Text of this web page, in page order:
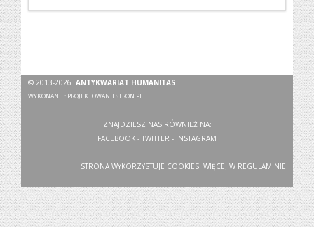
© 2013-2026ANTYKWARIAT HUMANITAS
WYKONANIE: PROJEKTOWANIESTRON.PL
ZNAJDZIESZ NAS RÓWNIEŻ NA:
FACEBOOK - TWITTER - INSTAGRAM
STRONA WYKORZYSTUJE COOKIES. WIĘCEJ W REGULAMINIE